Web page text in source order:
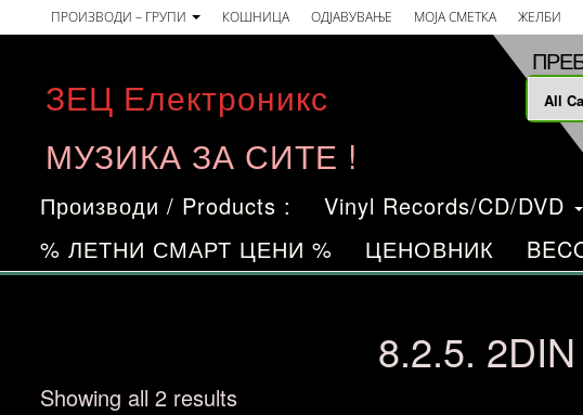
to
content
ПРОИЗВОДИ – ГРУПИ КОШНИЦА ОДЈАВУВАЊЕ МОЈА СМЕТКА ЖЕЛБИ
ЗЕЦ Електроникс
МУЗИКА ЗА СИТЕ !
Производи / Products : Vinyl Records/CD/DVD
% ЛЕТНИ СМАРТ ЦЕНИ %
ЦЕНОВНИК
8.2.5.
Showing all 2 resultsSorted